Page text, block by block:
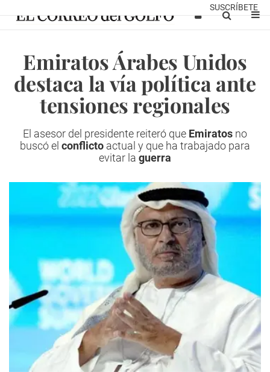
SUSCRÍBETE
Emiratos Árabes Unidos
destaca la vía política ante
tensiones regionales
El asesor del presidente reiteró que Emiratos no
buscó el conflicto actual y que ha trabajado para
evitar la guerra